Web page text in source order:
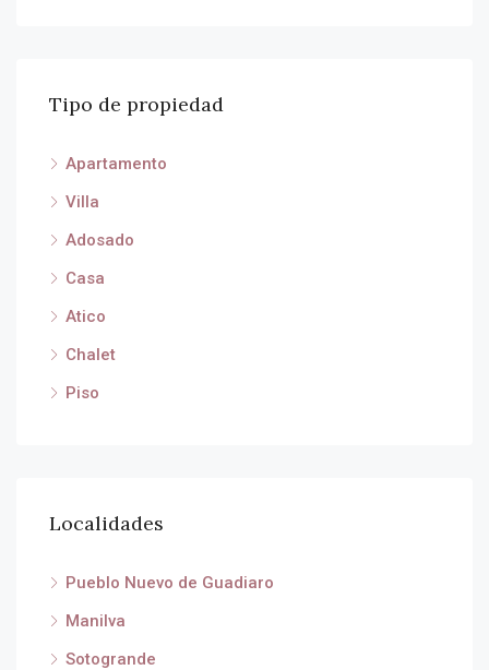
Tipo de propiedad
Apartamento
Villa
Adosado
Casa
Atico
Chalet
Piso
Localidades
Pueblo Nuevo de Guadiaro
Manilva
Sotogrande